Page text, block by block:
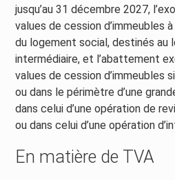
jusqu’au 31 décembre 2027,
values de cession d’immeubles
du logement social, destinés au
intermédiaire, et l’abattement
values de cession d’immeubles
ou dans le périmètre d’une
dans celui d’une opération de
ou dans celui d’une opération
En matière de TVA